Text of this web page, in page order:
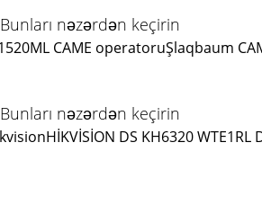
Bunları nəzərdən keçirin
CAME operatoruŞlaqbaum
Bunları nəzərdən keçirin
HİKVİSİON DS KH6320 WTE1RL